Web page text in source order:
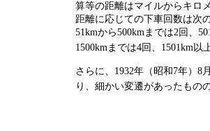
算等の距離はマイルからキロ
距離に応じての下車回数は次
51kmから500kmまでは2回、
1500kmまでは4回、1501km以
さらに、1932年（昭和7年）8
り、細かい変遷があったもの